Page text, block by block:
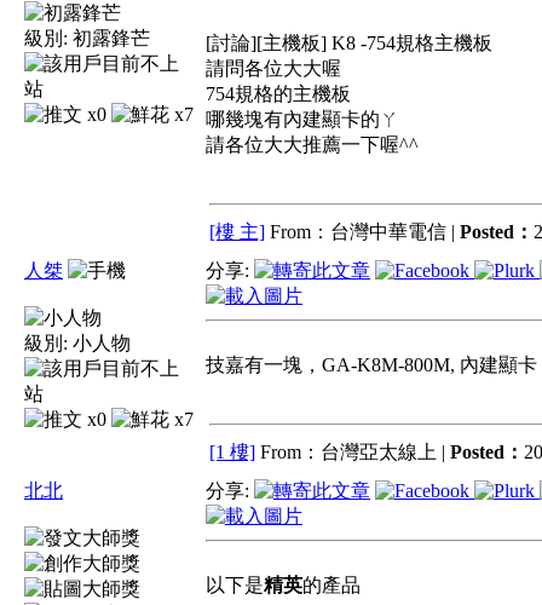
級別: 初露鋒芒
x0 x7
[討論][主機板] K8 -754規格主機板
請問各位大大喔
754規格的主機板
哪幾塊有內建顯卡的ㄚ
請各位大大推薦一下喔^^
[樓 主] From：台灣中華電信 | Posted：
人桀
級別: 小人物
x0 x7
分享:
技嘉有一塊，GA-K8M-800M, 內建顯卡
[1 樓] From：台灣亞太線上 | Posted：
北北
分享:
以下是精英的產品